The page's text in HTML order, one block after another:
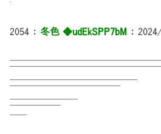
2054 ： 冬色 ◆udEkSPP7bM ：
━━━━━━━━━━━━━━━
━━━━━━━━